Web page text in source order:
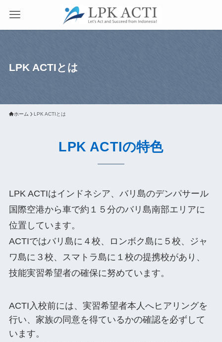
LPK ACTIとは
ホーム LPK ACTIとは
LPK ACTIの特色
LPK ACTIはインドネシア、バリ島のデンパサール
国際空港から車で約１５分のバリ島南部エリアに
位置しています。
ACTIではバリ島に４校、ロンボク島に５校、ジャ
ワ島に３校、スマトラ島に１校の提携校があり、
技能実習希望者の確保に努めています。
ACTI入校前には、実習希望者本人へヒアリングを
行い、家族の同意を得ているかの確認を必ずして
います。